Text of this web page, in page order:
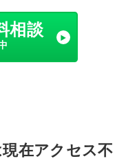
相談
在アクセス不